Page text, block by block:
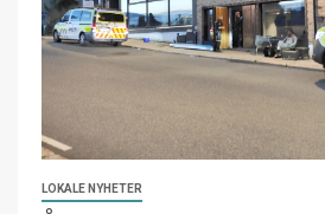
LOKALE NYHETER